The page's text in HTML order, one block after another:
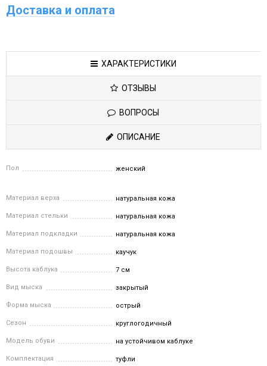
Доставка и оплата
ХАРАКТЕРИСТИКИ
ОТЗЫВЫ
ВОПРОСЫ
ОПИСАНИЕ
Пол женский
Материал верха натуральная кожа
Материал стельки натуральная кожа
Материал подкладки натуральная кожа
Материал подошвы каучук
Высота каблука 7 см
Вид мыска закрытый
Форма мыска острый
Сезон круглогодичный
Модель обуви на устойчивом каблуке
Комплектация туфли